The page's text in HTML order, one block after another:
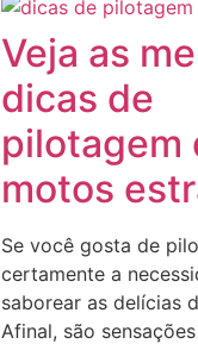
Veja as
dicas de
pilotagem
motos
Se você gosta de
certamente a
saborear as delícias
Afinal, são